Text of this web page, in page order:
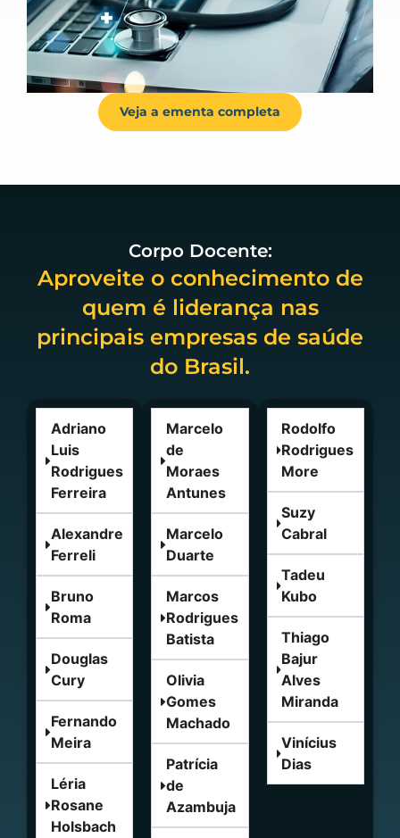
Veja a ementa completa
Corpo Docente:
Aproveite o conhecimento de
quem é liderança nas
principais empresas de saúde
do Brasil.
Adriano
Luis
Rodrigues
Ferreira
Alexandre
Ferreli
Bruno
Roma
Douglas
Cury
Fernando
Meira
Léria
Rosane
Holsbach
Marcelo
de
Moraes
Antunes
Marcelo
Duarte
Marcos
Rodrigues
Batista
Olivia
Gomes
Machado
Patrícia
de
Azambuja
Rodolfo
Rodrigues
More
Suzy
Cabral
Tadeu
Kubo
Thiago
Bajur
Alves
Miranda
Vinícius
Dias